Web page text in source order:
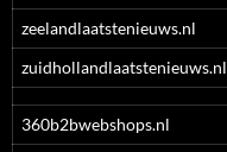
zeelandlaatstenieuws.nl
zuidhollandlaatstenieuws.nl
360b2bwebshops.nl